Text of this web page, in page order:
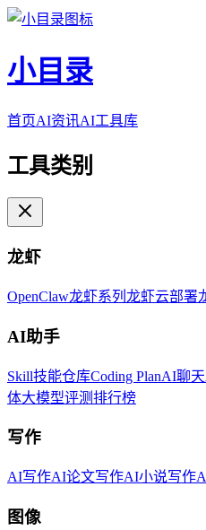
小目录
首页AI资讯AI工具库
工具类别
龙虾
OpenClaw龙虾系列 龙虾云部署
AI助手
Skill技能仓库Coding PlanAI聊
体大模型评测排行榜
写作
AI写作AI论文写作AI小说写作
图像